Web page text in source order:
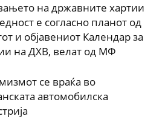
на државните хартии
е согласно планот од
и објавениот Календар за
на ДХВ, велат од МФ
се враќа во
автомобилска